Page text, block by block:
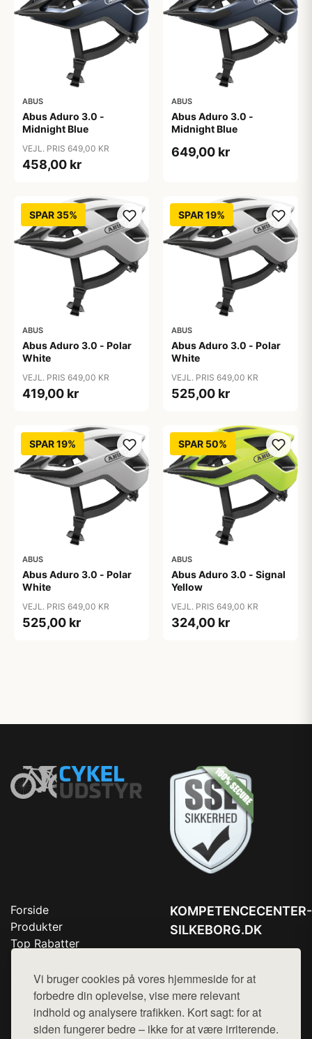
Vi bruger cookies på vores hjemmeside for at
forbedre din oplevelse, vise mere relevant
indhold og analysere trafikken. Kort sagt: for at
siden fungerer bedre – ikke for at være irriterende.
ABUS
Abus Aduro 3.0 -
Midnight Blue
VEJL. PRIS 649,00 KR
458,00 kr
ABUS
Abus Aduro 3.0 -
Midnight Blue
649,00 kr
SPAR 35%
ABUS
Abus Aduro 3.0 - Polar
White
VEJL. PRIS 649,00 KR
419,00 kr
SPAR 19%
ABUS
Abus Aduro 3.0 - Polar
White
VEJL. PRIS 649,00 KR
525,00 kr
SPAR 19%
ABUS
Abus Aduro 3.0 - Polar
White
VEJL. PRIS 649,00 KR
525,00 kr
SPAR 50%
ABUS
Abus Aduro 3.0 - Signal
Yellow
VEJL. PRIS 649,00 KR
324,00 kr
Forside
Produkter
Top Rabatter
Kontakt
KOMPETENCECENTER-
SILKEBORG.DK
Mail:hej@want.dk
Cookie- og privatlivspolitik